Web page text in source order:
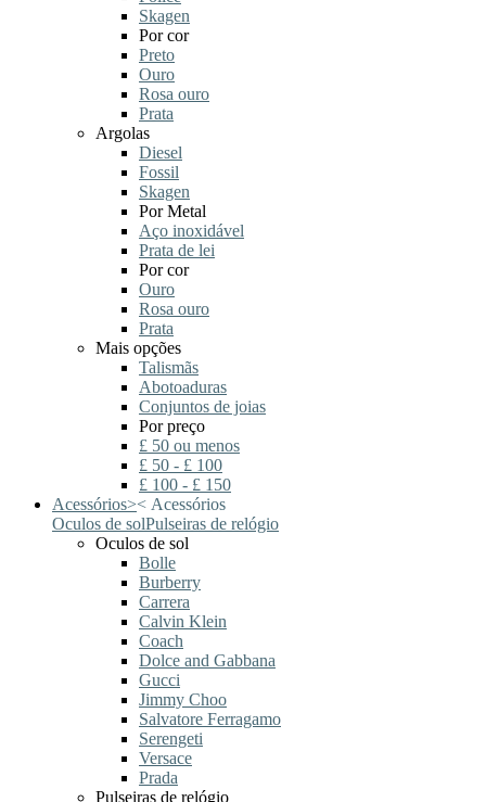
Skagen
Por cor
Preto
Ouro
Rosa ouro
Prata
Argolas
Diesel
Fossil
Skagen
Por Metal
Aço inoxidável
Prata de lei
Por cor
Ouro
Rosa ouro
Prata
Mais opções
Talismãs
Abotoaduras
Conjuntos de joias
Por preço
£ 50 ou menos
£ 50 - £ 100
£ 100 - £ 150
Acessórios>< Acessórios
Oculos de solPulseiras de relógio
Oculos de sol
Bolle
Burberry
Carrera
Calvin Klein
Coach
Dolce and Gabbana
Gucci
Jimmy Choo
Salvatore Ferragamo
Serengeti
Versace
Prada
Pulseiras de relógio